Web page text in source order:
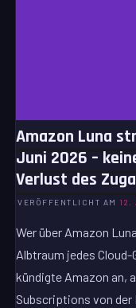
Amazon Luna
Juni 2026 –
Verlust des
VERÖFFENTLICHT AM 12.
Wer über Amazon
Albtraum jedes
kündigte Amazon an,
Subscriptions von der